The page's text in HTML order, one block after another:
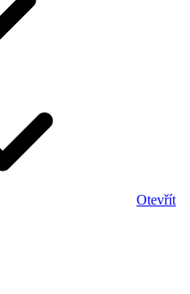
Otevřít